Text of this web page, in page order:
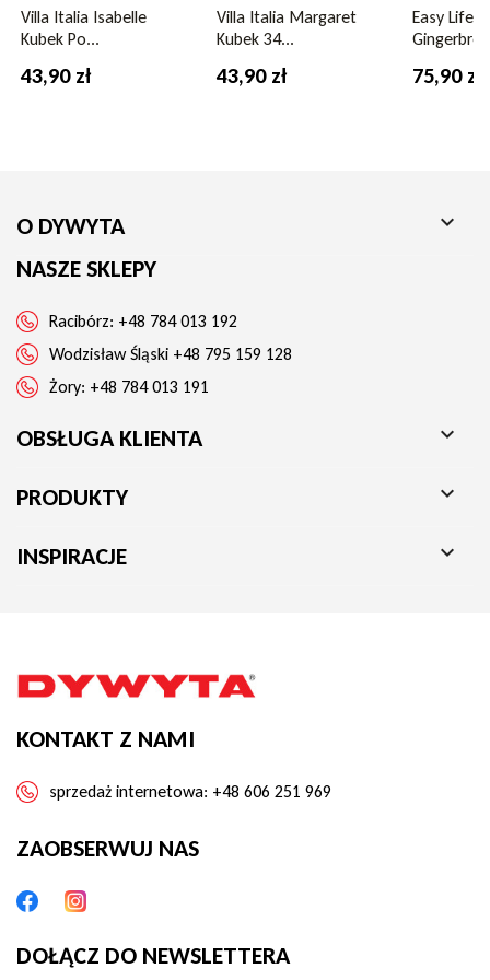
Villa Italia Isabelle
Kubek Po...
43,90 zł
Villa Italia Margaret
Kubek 34...
43,90 zł
Easy Life
75,90 zł
O DYWYTA 
NASZE SKLEPY
Racibórz: +48 784 013 192
Wodzisław Śląski +48 795 159 128
Żory: +48 784 013 191
OBSŁUGA KLIENTA 
PRODUKTY 
INSPIRACJE 
KONTAKT Z NAMI
sprzedaż internetowa: +48 606 251 969
ZAOBSERWUJ NAS
DOŁĄCZ DO NEWSLETTERA